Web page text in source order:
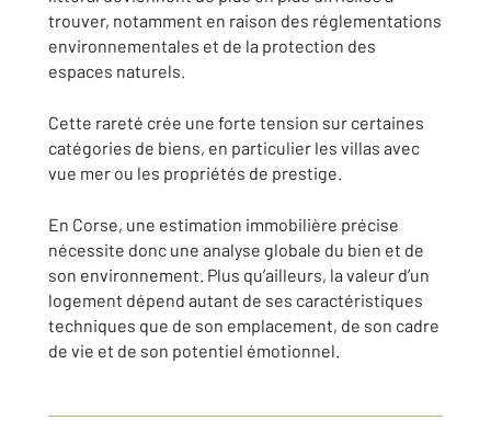
trouver, notamment en raison des réglementations
environnementales et de la protection des
espaces naturels.
Cette rareté crée une forte tension sur certaines
catégories de biens, en particulier les villas avec
vue mer ou les propriétés de prestige.
En Corse, une estimation immobilière précise
nécessite donc une analyse globale du bien et de
son environnement. Plus qu’ailleurs, la valeur d’un
logement dépend autant de ses caractéristiques
techniques que de son emplacement, de son cadre
de vie et de son potentiel émotionnel.